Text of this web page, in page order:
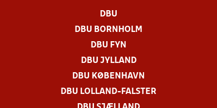
DBU
DBU BORNHOLM
DBU FYN
DBU JYLLAND
DBU KØBENHAVN
DBU LOLLAND-FALSTER